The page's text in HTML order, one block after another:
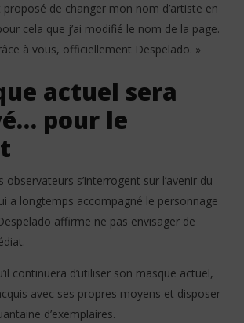
proposé de changer mon nom d’artiste en
cela que j’ai modifié le nom de la page.
à vous, officiellement Despelado. »
actuel sera
pour le
observateurs s’interrogent sur l’avenir du
a longtemps accompagné le personnage
affirme ne pas envisager de
continuera d’utiliser son masque actuel,
avec ses propres moyens et disposer
d’exemplaires.